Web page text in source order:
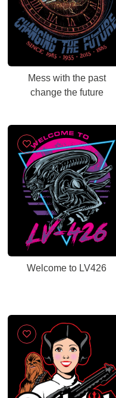
Mess with the past
change the future
Welcome to LV426